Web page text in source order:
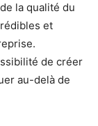
la qualité du
et
de créer
au-delà de